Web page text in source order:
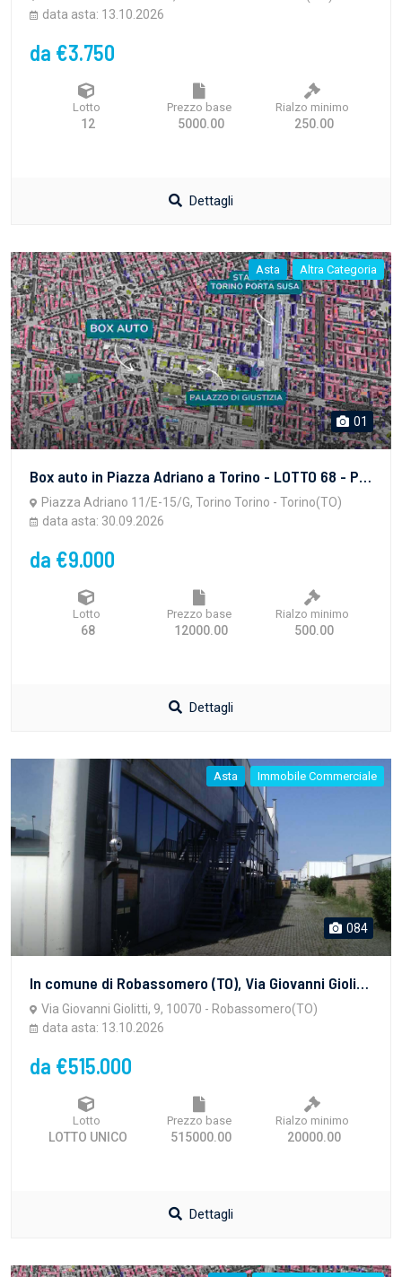
data asta: 13.10.2026
da €3.750
Lotto
12
Prezzo base
5000.00
Rialzo minimo
250.00
Dettagli
Asta Altra Categoria
01
Box auto in Piazza Adriano a Torino - LOTTO 68 - PROPRIETA' SUPERFICIARIA - vendita telematica sulla piattaforma www.gobidreal.it n.32627.68
Piazza Adriano 11/E-15/G, Torino Torino - Torino(TO)
data asta: 30.09.2026
da €9.000
Lotto
68
Prezzo base
12000.00
Rialzo minimo
500.00
Dettagli
Asta Immobile Commerciale
084
In comune di Robassomero (TO), Via Giovanni Giolitti 9 piena proprietà di capannone industriale composto da piano seminterrato dove trovano posto la centrale termica, i locali tecnici, gli spogliatoi, la mensa, i servizi igienici, oltre ad altri locali di servizio. Area verde e cortile.
Via Giovanni Giolitti, 9, 10070 - Robassomero(TO)
data asta: 13.10.2026
da €515.000
Lotto
LOTTO UNICO
Prezzo base
515000.00
Rialzo minimo
20000.00
Dettagli